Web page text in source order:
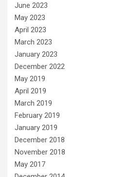
June 2023
May 2023
April 2023
March 2023
January 2023
December 2022
May 2019
April 2019
March 2019
February 2019
January 2019
December 2018
November 2018
May 2017